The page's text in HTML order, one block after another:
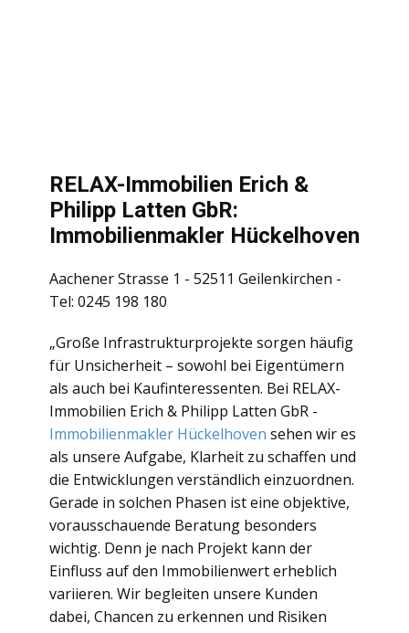
RELAX-Immobilien Erich &
Philipp Latten GbR:
Immobilienmakler Hückelhoven
Aachener Strasse 1 - 52511 Geilenkirchen -
Tel: 0245 198 180
„Große Infrastrukturprojekte sorgen häufig
für Unsicherheit – sowohl bei Eigentümern
als auch bei Kaufinteressenten. Bei RELAX-
Immobilien Erich & Philipp Latten GbR -
Immobilienmakler Hückelhoven sehen wir es
als unsere Aufgabe, Klarheit zu schaffen und
die Entwicklungen verständlich einzuordnen.
Gerade in solchen Phasen ist eine objektive,
vorausschauende Beratung besonders
wichtig. Denn je nach Projekt kann der
Einfluss auf den Immobilienwert erheblich
variieren. Wir begleiten unsere Kunden
dabei, Chancen zu erkennen und Risiken